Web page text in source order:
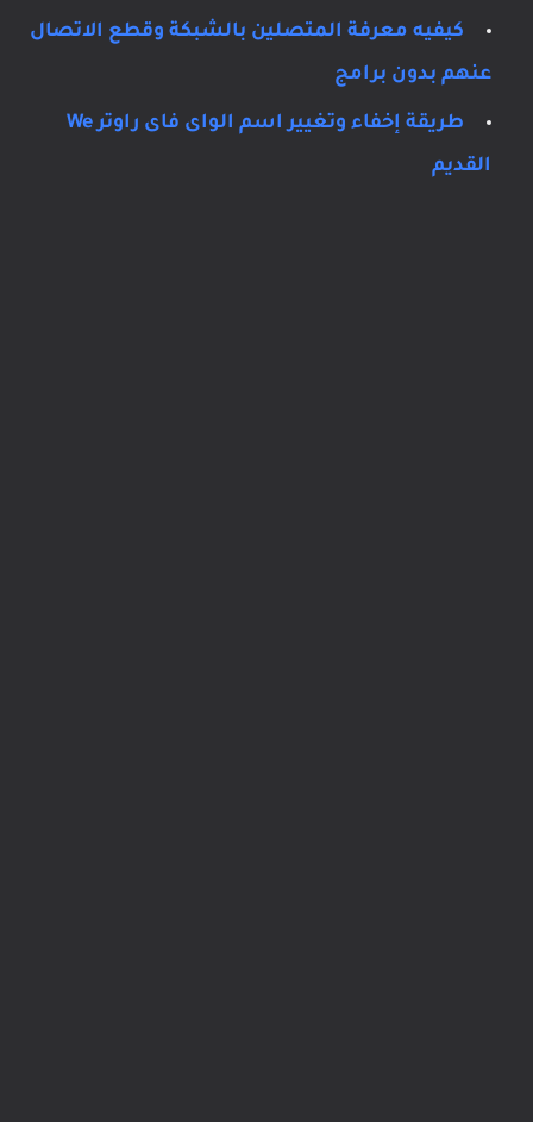
كيفيه معرفة المتصلين بالشبكة وقطع الاتصال
عنهم بدون برامج
طريقة إخفاء وتغيير اسم الواى فاى راوتر We
القديم